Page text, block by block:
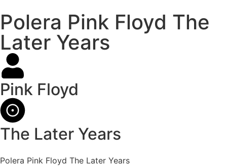
Polera Pink Floyd The
Later Years
Pink Floyd
The Later Years
Polera Pink Floyd The Later Years